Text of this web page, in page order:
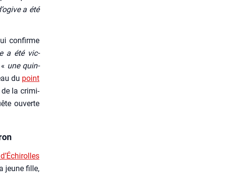
a été
confirme
a été vic­
une quin­
du point
la cri­mi­
ouverte
jeune fille,